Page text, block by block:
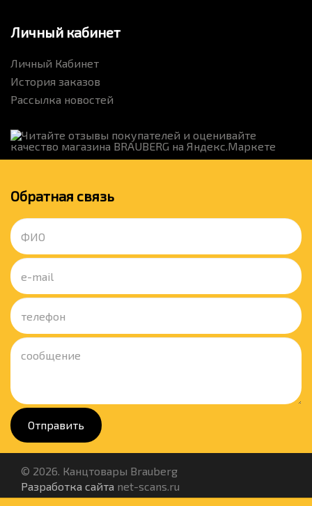
Личный кабинет
Личный Кабинет
История заказов
Рассылка новостей
Обратная связь
Отправить
© 2026. Канцтовары Brauberg
Разработка сайта net-scans.ru